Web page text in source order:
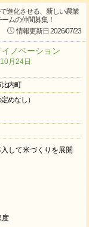
進化させる、新しい農業
ムの仲間募集！
情報更新日 2026/07/23
ノベーション
月24日
内町
めなし）
して米づくりを展開
度